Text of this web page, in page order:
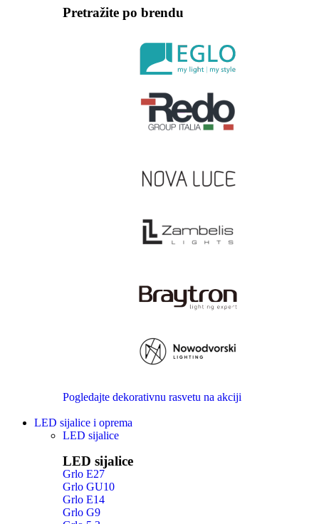
Pretražite po brendu
Pogledajte dekorativnu rasvetu na akciji
LED sijalice i oprema
LED sijalice
LED sijalice
Grlo E27
Grlo GU10
Grlo E14
Grlo G9